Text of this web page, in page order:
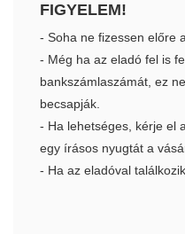
FIGYELEM!
- Soha ne fizessen előre
- Még ha az eladó fel is
bankszámlaszámát, ez
becsapják.
- Ha lehetséges, kérje el
egy írásos nyugtát a
- Ha az eladóval